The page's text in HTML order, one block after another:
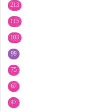
213
115
103
99
75
67
47